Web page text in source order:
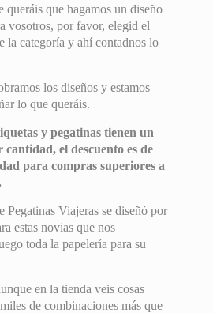
queráis que hagamos un diseño
vosotros, por favor, elegid el
la categoría y ahí contadnos lo
los diseños y estamos
lo que queráis.
y pegatinas tienen un
cantidad, el descuento es de
para compras superiores a
Pegatinas Viajeras se diseñó por
estas novias que nos
toda la papelería para su
en la tienda veis cosas
de combinaciones más que